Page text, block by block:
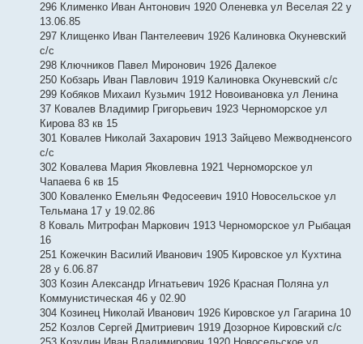
296 Клименко Иван Антонович 1920 Оленевка ул Веселая 22 у
13.06.85
297 Клищенко Иван Пантелеевич 1926 Калиновка Окуневский
с/с
298 Ключников Павел Миронович 1926 Далекое
250 Кобзарь Иван Павлович 1919 Калиновка Окуневский с/с
299 Кобяков Михаил Кузьмич 1912 Новоивановка ул Ленина
37 Ковалев Владимир Григорьевич 1923 Черноморское ул
Кирова 83 кв 15
301 Ковалев Николай Захарович 1913 Зайцево Межводненсого
с/с
302 Ковалева Мария Яковлевна 1921 Черноморское ул
Чапаева 6 кв 15
300 Коваленко Емельян Федосеевич 1910 Новосельское ул
Тельмана 17 у 19.02.86
8 Коваль Митрофан Маркович 1913 Черноморское ул Рыбацая
16
251 Кожечкин Василий Иванович 1905 Кировское ул Кухтина
28 у 6.06.87
303 Козин Александр Игнатьевич 1926 Красная Поляна ул
Коммунистическая 46 у 02.90
304 Козинец Николай Иванович 1926 Кировское ул Гагарина 10
252 Козлов Сергей Дмитриевич 1919 Дозорное Кировский с/с